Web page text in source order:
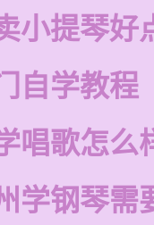
小提琴好
自学教程
唱歌怎么
学钢琴需